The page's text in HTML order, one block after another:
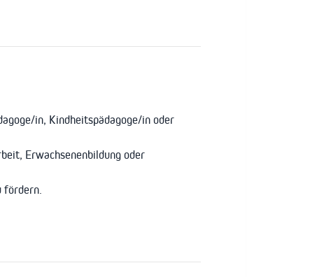
in, Kindheitspädagoge/in oder
Erwachsenenbildung oder
fördern.